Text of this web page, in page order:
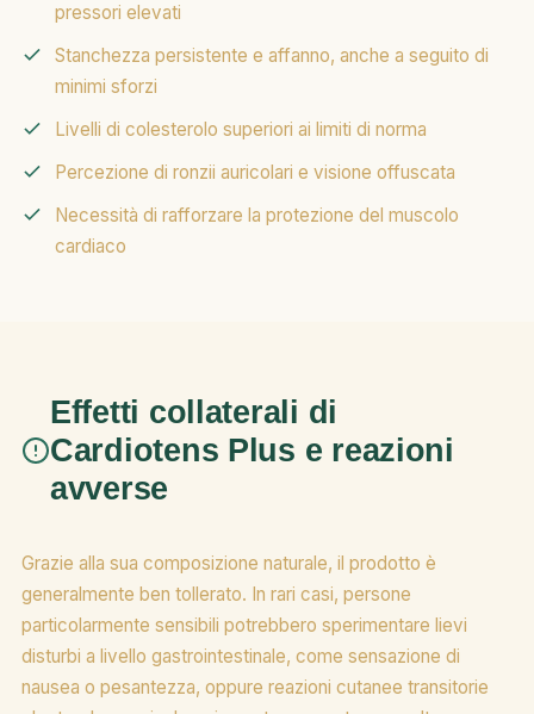
pressori elevati
Stanchezza persistente e affanno, anche a seguito di
minimi sforzi
Livelli di colesterolo superiori ai limiti di norma
Percezione di ronzii auricolari e visione offuscata
Necessità di rafforzare la protezione del muscolo
cardiaco
Effetti collaterali di
Cardiotens Plus e reazioni
avverse
Grazie alla sua composizione naturale, il prodotto è
generalmente ben tollerato. In rari casi, persone
particolarmente sensibili potrebbero sperimentare lievi
disturbi a livello gastrointestinale, come sensazione di
nausea o pesantezza, oppure reazioni cutanee transitorie